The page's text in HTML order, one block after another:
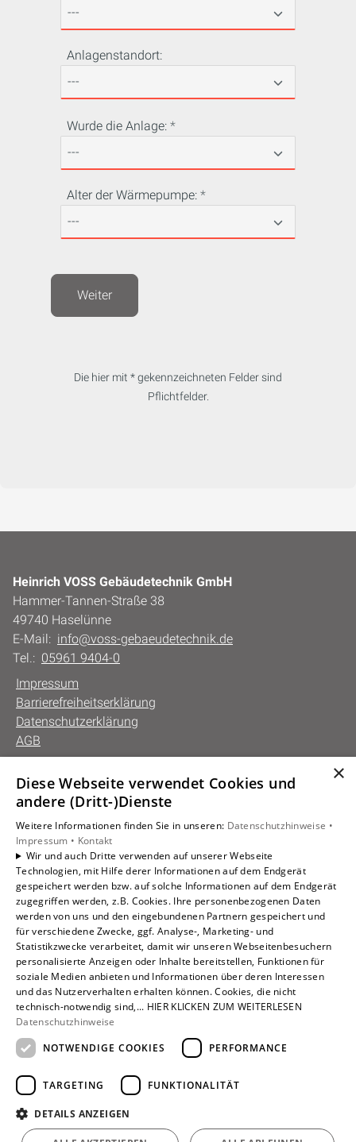
Anlagenstandort:
Wurde die Anlage:
Alter der Wärmepumpe:
Weiter
Die hier mit * gekennzeichneten Felder sind
Pflichtfelder.
Heinrich VOSS Gebäudetechnik GmbH
Hammer-Tannen-Straße 38
49740 Haselünne
E-Mail: info@voss-gebaeudetechnik.de
Tel.: 05961 9404-0
Impressum
Barrierefreiheitserklärung
Datenschutzerklärung
AGB
Unsere Bereiche
Gewerbekunden
Karriere
Unternehmen
Kontakt
×
Diese Webseite verwendet Cookies und
andere (Dritt-)Dienste
Weitere Informationen finden Sie in unseren: Datenschutzhinweise •
Impressum • Kontakt
Wir und auch Dritte verwenden auf unserer Webseite
Technologien, mit Hilfe derer Informationen auf dem Endgerät
gespeichert werden bzw. auf solche Informationen auf dem Endgerät
zugegriffen werden, z.B. Cookies. Ihre personenbezogenen Daten
werden von uns und den eingebundenen Partnern gespeichert und
für verschiedene Zwecke, ggf. Analyse-, Marketing- und
Statistikzwecke verarbeitet, damit wir unseren Webseitenbesuchern
personalisierte Anzeigen oder Inhalte bereitstellen, Funktionen für
soziale Medien anbieten und Informationen über deren Interessen
und das Nutzerverhalten erhalten können. Cookies, die nicht
technisch-notwendig sind,... HIER KLICKEN ZUM WEITERLESEN
Datenschutzhinweise
NOTWENDIGE COOKIES
PERFORMANCE
TARGETING FUNKTIONALITÄT
DETAILS ANZEIGEN